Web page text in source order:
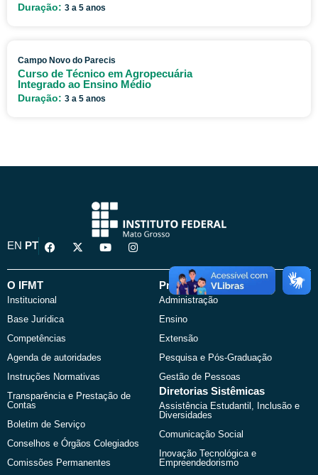
Duração: 3 a 5 anos
Campo Novo do Parecis
Curso de Técnico em Agropecuária
Integrado ao Ensino Médio
Duração: 3 a 5 anos
EN PT
F
a
e
o
k
X
-
w
Y
o
t
I
n
t
O IFMT
Institucional
Base Jurídica
Competências
Agenda de autoridades
Instruções Normativas
Transparência e Prestação de
Contas
Boletim de Serviço
Conselhos e Órgãos Colegiados
Comissões Permanentes
Pró-Reitorias
Administração
Ensino
Extensão
Pesquisa e Pós-Graduação
Gestão de Pessoas
Diretorias Sistêmicas
Assistência Estudantil, Inclusão e
Diversidades
Comunicação Social
Inovação Tecnológica e
Empreendedorismo